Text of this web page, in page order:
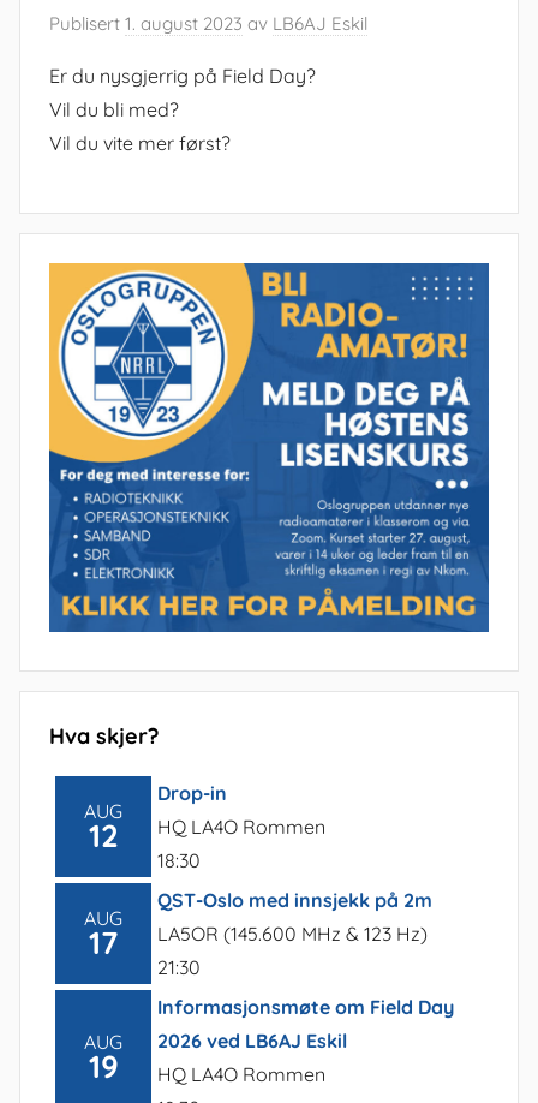
Publisert 1. august 2023 av LB6AJ Eskil
Er du nysgjerrig på Field Day?
Vil du bli med?
Vil du vite mer først?
Hva skjer?
AUG
12
Drop-in
HQ LA4O Rommen
18:30
AUG
17
QST-Oslo med innsjekk på 2m
LA5OR (145.600 MHz & 123 Hz)
21:30
AUG
19
Informasjonsmøte om Field Day
2026 ved LB6AJ Eskil
HQ LA4O Rommen